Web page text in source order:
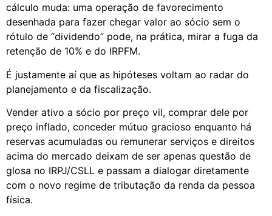
cálculo muda: uma operação de favorecimento
desenhada para fazer chegar valor ao sócio sem o
rótulo de “dividendo” pode, na prática, mirar a fuga da
retenção de 10% e do IRPFM.
É justamente aí que as hipóteses voltam ao radar do
planejamento e da fiscalização.
Vender ativo a sócio por preço vil, comprar dele por
preço inflado, conceder mútuo gracioso enquanto há
reservas acumuladas ou remunerar serviços e direitos
acima do mercado deixam de ser apenas questão de
glosa no IRPJ/CSLL e passam a dialogar diretamente
com o novo regime de tributação da renda da pessoa
física.